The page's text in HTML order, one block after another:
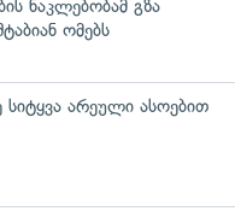
ნაკლებობამ გზა
ომებს
არეული ასოებით